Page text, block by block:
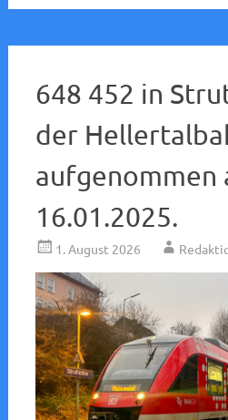
648 452 in
der
aufgenommen
16.01.2025.
1. August 2026